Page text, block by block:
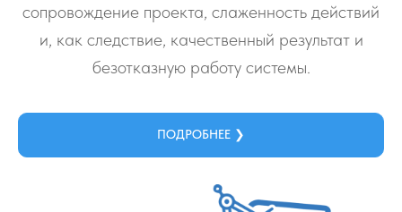
сопровождение проекта, слаженность действий
и, как следствие, качественный результат и
безотказную работу системы.
ПОДРОБНЕЕ ❯